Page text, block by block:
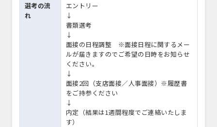
選考の流
れ
エントリー
↓
書類選考
↓
面接の日程調整 ※面接日程に関するメー
ルが届きますのでご希望の日時をお知らせ
ください。
↓
面接2回（支店面接／人事面接）※履歴書
をご持参ください
↓
内定（結果は1週間程度でご連絡いたしま
す）